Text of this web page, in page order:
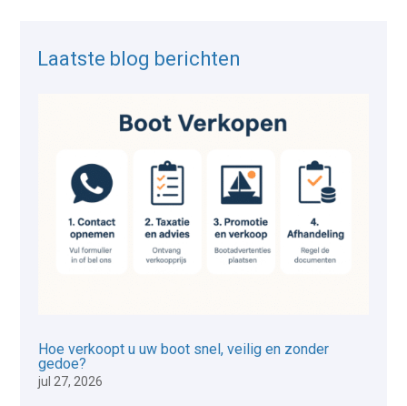
Laatste blog berichten
Hoe verkoopt u uw boot snel, veilig en zonder
gedoe?
jul 27, 2026